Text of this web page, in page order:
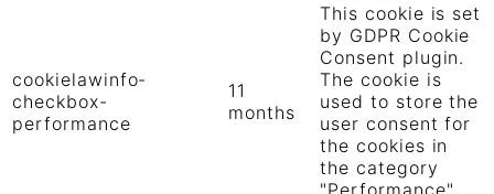
cookielawinfo-
checkbox-
performance
11
months
This cookie is set
by GDPR Cookie
Consent plugin.
The cookie is
used to store the
user consent for
the cookies in
the category
"Performance".